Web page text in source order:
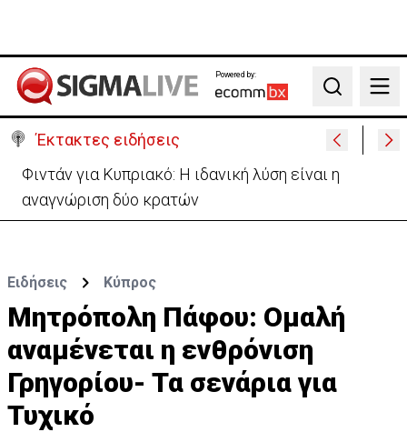
Powered by:
Search
Έκτακτες ειδήσεις
Μεγάλο πακέτο όπλων από Τουρκία προς Ουκρανία
-Κίνηση με μήνυμα προς Μόσχα;
Ειδήσεις Κύπρος
Μητρόπολη Πάφου: Ομαλή
αναμένεται η ενθρόνιση
Γρηγορίου- Τα σενάρια για
Τυχικό